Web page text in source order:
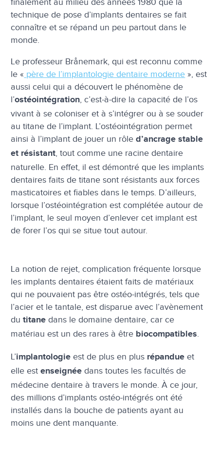
finalement au milieu des années 1980 que la
technique de pose d’implants dentaires se fait
connaître et se répand un peu partout dans le
monde.
Le professeur Brånemark, qui est reconnu comme
le « père de l’implantologie dentaire moderne », est
aussi celui qui a découvert le phénomène de
l’ostéointégration, c’est-à-dire la capacité de l’os
vivant à se coloniser et à s’intégrer ou à se souder
au titane de l’implant. L’ostéointégration permet
ainsi à l’implant de jouer un rôled’ancrage stable
et résistant, tout comme une racine dentaire
naturelle. En effet, il est démontré que les implants
dentaires faits de titane sont résistants aux forces
masticatoires et fiables dans le temps. D’ailleurs,
lorsque l’ostéointégration est complétée autour de
l’implant, le seul moyen d’enlever cet implant est
de forer l’os qui se situe tout autour.
La notion de rejet, complication fréquente lorsque
les implants dentaires étaient faits de matériaux
qui ne pouvaient pas être ostéo-intégrés, tels que
l’acier et le tantale, est disparue avec l’avènement
dutitane dans le domaine dentaire, car ce
matériau est un des rares à être biocompatibles.
L’implantologie est de plus en plus répandue et
elle estenseignée dans toutes les facultés de
médecine dentaire à travers le monde. À ce jour,
des millions d’implants ostéo-intégrés ont été
installés dans la bouche de patients ayant au
moins une dent manquante.